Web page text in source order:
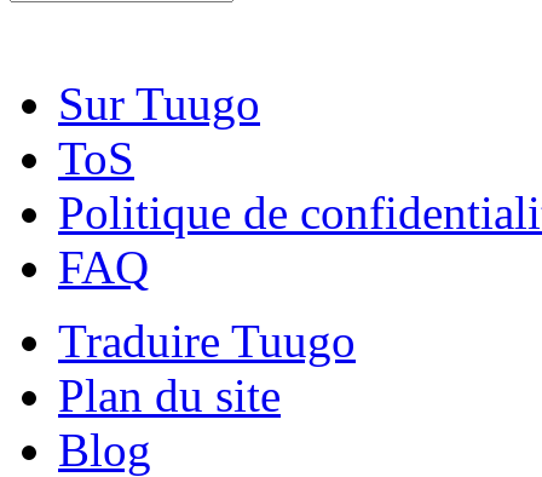
Sur Tuugo
ToS
Politique de
FAQ
Traduire Tuugo
Plan du site
Blog